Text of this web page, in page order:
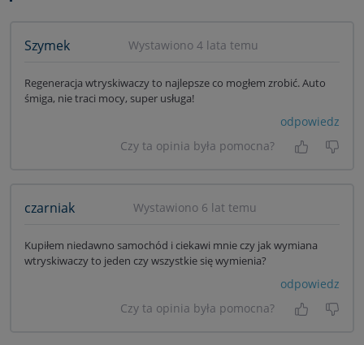
Szymek Wystawiono 4 lata temu
Regeneracja wtryskiwaczy to najlepsze co mogłem zrobić. Auto
śmiga, nie traci mocy, super usługa!
odpowiedz
Czy ta opinia była pomocna?
Tak, była
Nie
czarniak Wystawiono 6 lat temu
Kupiłem niedawno samochód i ciekawi mnie czy jak wymiana
wtryskiwaczy to jeden czy wszystkie się wymienia?
odpowiedz
Czy ta opinia była pomocna?
Tak, była
Nie